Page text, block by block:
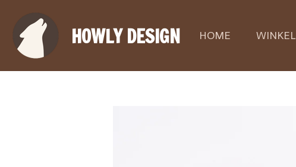
direct
naar
HOWLY DESIGN HOME WINKEL